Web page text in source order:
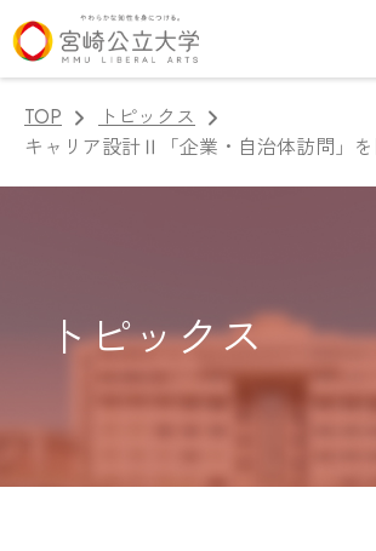
TOP
トピックス
キャリア設計Ⅱ「企業・自治体訪問」
トピックス